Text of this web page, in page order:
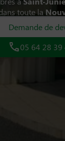
toute la
Demande de
05 64 28 39